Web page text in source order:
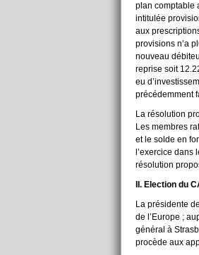
plan comptable
intitulée
aux
provisions n’a
nouveau
reprise soit
eu
précédemment
La résolution
Les membres
et le solde en
l’exercice dans
résolution
II. Election du
La présidente
de l’Europe ;
général à
procède aux